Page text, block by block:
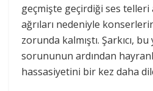
geçmişte geçirdiği ses telleri
ağrıları nedeniyle
zorunda kalmıştı. Şarkıcı,
sorununun ardından
hassasiyetini bir kez daha